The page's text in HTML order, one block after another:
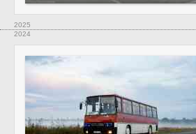
2025
2024